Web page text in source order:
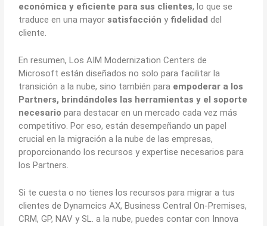
económica y eficiente para sus clientes, lo que se
traduce en una mayorsatisfaccióny fidelidaddel
cliente.
En resumen, Los AIM Modernization Centers de
Microsoft están diseñados no solo para facilitar la
transición a la nube, sino también para empoderar a los
Partners, brindándoles las herramientas y el soporte
necesario para destacar en un mercado cada vez más
competitivo. Por eso, están desempeñando un papel
crucial en la migración a la nube de las empresas,
proporcionando los recursos y expertise necesarios para
los Partners.
Si te cuesta o no tienes los recursos para migrar a tus
clientes de Dynamcics AX, Business Central On-Premises,
CRM, GP, NAV y SL. a la nube, puedes contar con Innova